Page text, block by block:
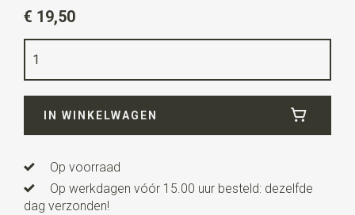
grijs / zwart
Kwaliteit
Lengteca. 120 cm
Type model bretels
Clips bretels3
€ 19,50
IN WINKELWAGEN
Op voorraad
Op werkdagen vóór 15.00 uur besteld: dezelfde
dag verzonden!